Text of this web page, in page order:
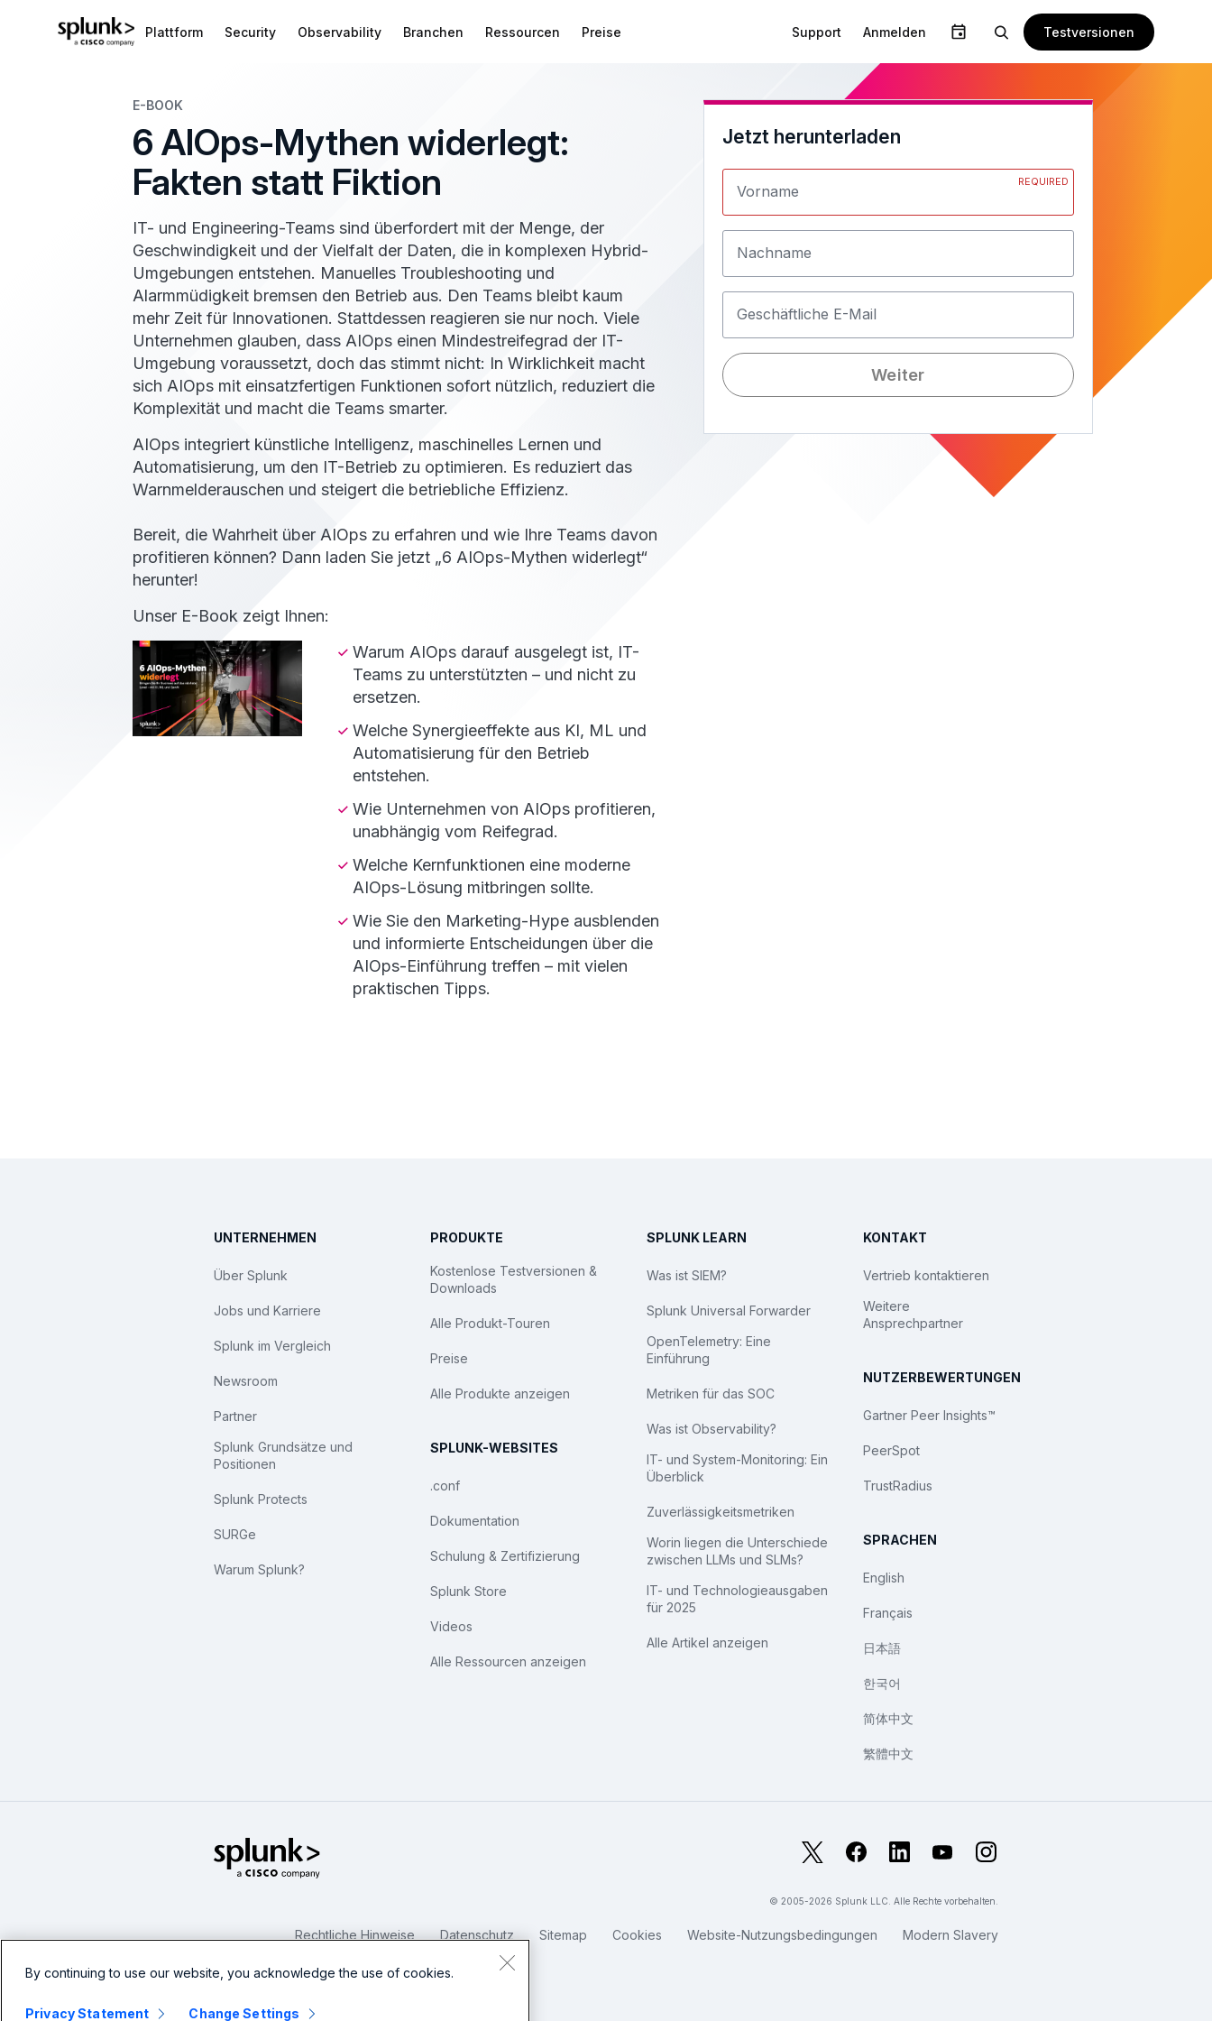
Plattform Security Observability Branchen Ressourcen Preise Support Anmelden Testversionen
E-BOOK
6 AIOps-Mythen widerlegt:
Fakten statt Fiktion
IT- und Engineering-Teams sind überfordert mit der Menge, der
Geschwindigkeit und der Vielfalt der Daten, die in komplexen Hybrid-
Umgebungen entstehen. Manuelles Troubleshooting und
Alarmmüdigkeit bremsen den Betrieb aus. Den Teams bleibt kaum
mehr Zeit für Innovationen. Stattdessen reagieren sie nur noch. Viele
Unternehmen glauben, dass AIOps einen Mindestreifegrad der IT-
Umgebung voraussetzt, doch das stimmt nicht: In Wirklichkeit macht
sich AIOps mit einsatzfertigen Funktionen sofort nützlich, reduziert die
Komplexität und macht die Teams smarter.
AIOps integriert künstliche Intelligenz, maschinelles Lernen und
Automatisierung, um den IT-Betrieb zu optimieren. Es reduziert das
Warnmelderauschen und steigert die betriebliche Effizienz.
Bereit, die Wahrheit über AIOps zu erfahren und wie Ihre Teams davon
profitieren können? Dann laden Sie jetzt „6 AIOps-Mythen widerlegt“
herunter!
Unser E-Book zeigt Ihnen:
Warum AIOps darauf ausgelegt ist, IT-
Teams zu unterstützten – und nicht zu
ersetzen.
Welche Synergieeffekte aus KI, ML und
Automatisierung für den Betrieb
entstehen.
Wie Unternehmen von AIOps profitieren,
unabhängig vom Reifegrad.
Welche Kernfunktionen eine moderne
AIOps-Lösung mitbringen sollte.
Wie Sie den Marketing-Hype ausblenden
und informierte Entscheidungen über die
AIOps-Einführung treffen – mit vielen
praktischen Tipps.
Jetzt herunterladen
Vorname
REQUIRED
Nachname
Geschäftliche E-Mail
Weiter
UNTERNEHMEN
Über Splunk
Jobs und Karriere
Splunk im Vergleich
Newsroom
Partner
Splunk Grundsätze und
Positionen
Splunk Protects
SURGe
Warum Splunk?
PRODUKTE
Kostenlose Testversionen &
Downloads
Alle Produkt-Touren
Preise
Alle Produkte anzeigen
SPLUNK-WEBSITES
.conf
Dokumentation
Schulung & Zertifizierung
Splunk Store
Videos
Alle Ressourcen anzeigen
SPLUNK LEARN
Was ist SIEM?
Splunk Universal Forwarder
OpenTelemetry: Eine
Einführung
Metriken für das SOC
Was ist Observability?
IT- und System-Monitoring: Ein
Überblick
Zuverlässigkeitsmetriken
Worin liegen die Unterschiede
zwischen LLMs und SLMs?
IT- und Technologieausgaben
für 2025
Alle Artikel anzeigen
KONTAKT
Vertrieb kontaktieren
Weitere
Ansprechpartner
NUTZERBEWERTUNGEN
Gartner Peer Insights™
PeerSpot
TrustRadius
SPRACHEN
English
Français
日本語
한국어
简体中文
繁體中文
Splunk Global Footer Logo FacebookLinkedInYouTubeInstagram
Rechtliche Hinweise Datenschutz Sitemap Cookies Website-Nutzungsbedingungen Modern Slavery
© 2005-2026 Splunk LLC. Alle Rechte vorbehalten.
By continuing to use our website, you acknowledge the use of cookies.
Privacy Statement Change Settings